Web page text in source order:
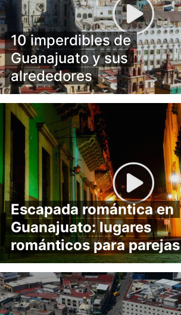
10 imperdibles de
Guanajuato y sus
alrededores
Escapada romántica en
Guanajuato: lugares
románticos para parejas